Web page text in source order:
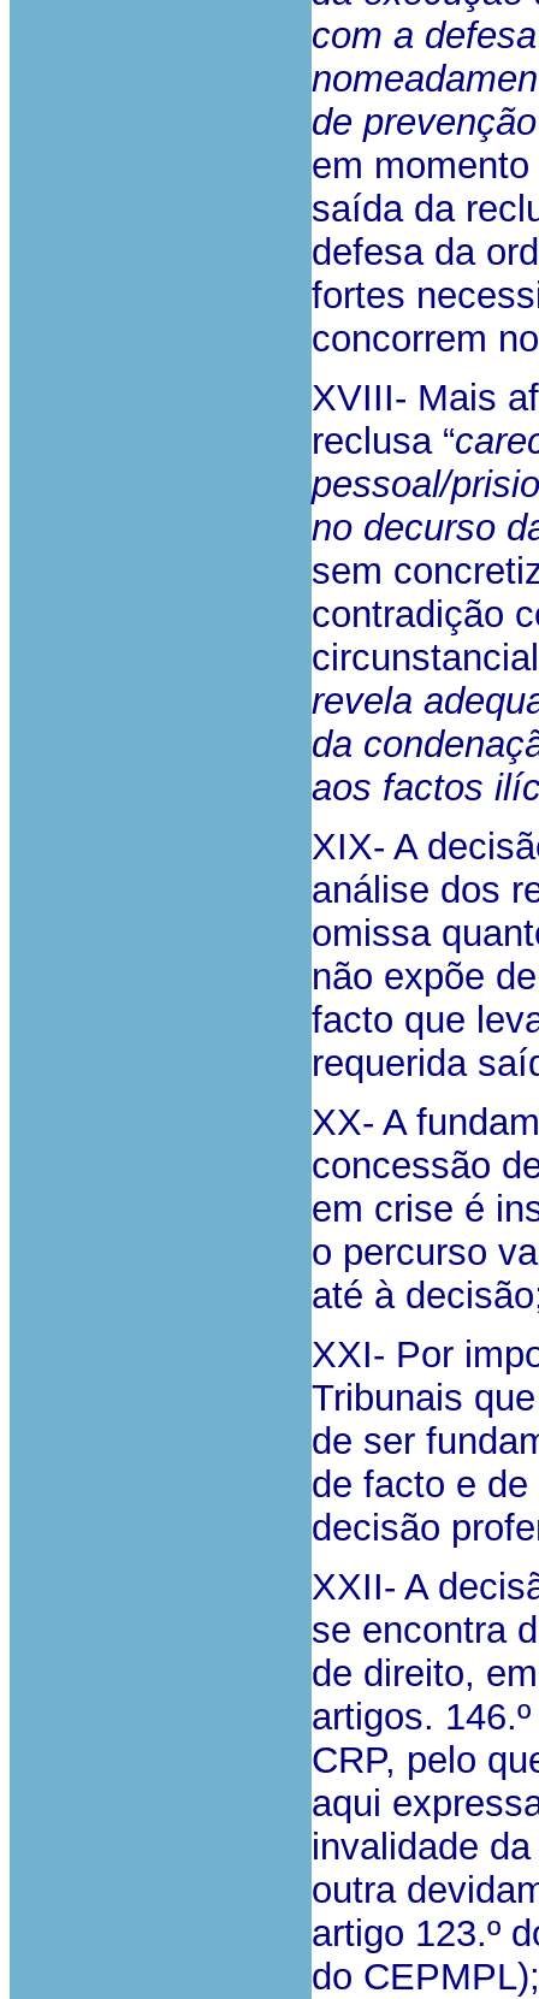
com a
de
em
saída da
defesa da
fortes
concorrem
XVIII- Mais
reclusa “
pessoal/
no decurso
sem
contradição
revela
da
aos factos
XIX- A
análise dos
omissa
não expõe
facto que
requerida
XX- A
concessão
em crise é
o percurso
até à
XXI- Por
Tribunais
de ser
de facto e
decisão
XXII- A
se encontra
de direito,
artigos.
CRP, pelo
aqui
invalidade
outra
artigo 123.º
do CEPMPL);